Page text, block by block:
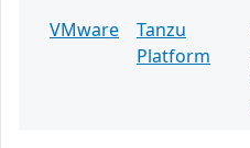
VMware
Tanzu
Platform